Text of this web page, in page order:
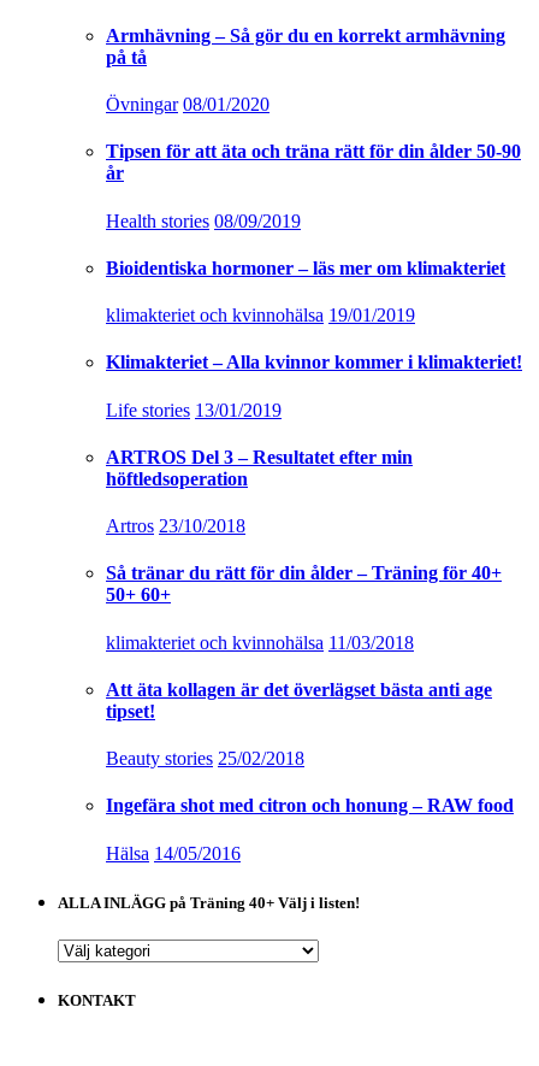
Armhävning – Så gör du en korrekt armhävning
på tå
Övningar 08/01/2020
Tipsen för att äta och träna rätt för din ålder 50-90
år
Health stories 08/09/2019
Bioidentiska hormoner – läs mer om klimakteriet
klimakteriet och kvinnohälsa 19/01/2019
Klimakteriet – Alla kvinnor kommer i klimakteriet!
Life stories 13/01/2019
ARTROS Del 3 – Resultatet efter min
höftledsoperation
Artros 23/10/2018
Så tränar du rätt för din ålder – Träning för 40+
50+ 60+
klimakteriet och kvinnohälsa 11/03/2018
Att äta kollagen är det överlägset bästa anti age
tipset!
Beauty stories 25/02/2018
Ingefära shot med citron och honung – RAW food
Hälsa 14/05/2016
ALLA INLÄGG på Träning 40+ Välj i listen!
ALLA
på
KONTAKT